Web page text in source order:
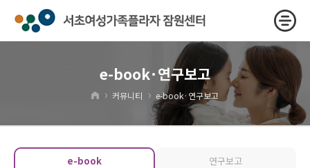
e-book·연구보고
› 커뮤니티 › e-book·연구보고
e-book 연구보고